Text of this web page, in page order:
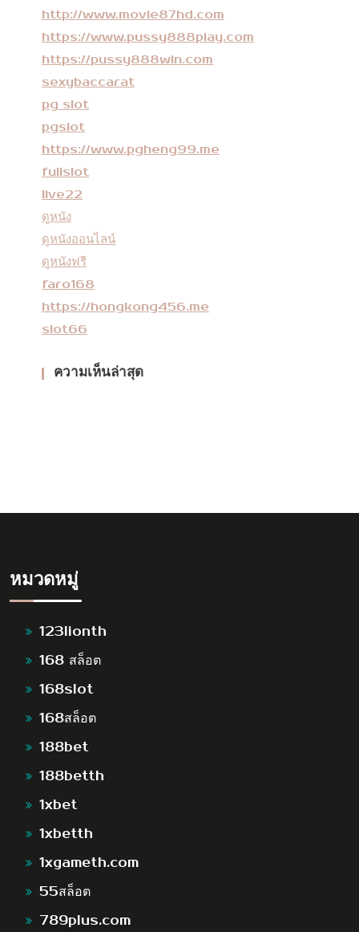
http://www.movie87hd.com
https://www.pussy888play.com
https://pussy888win.com
sexybaccarat
pg slot
pgslot
https://www.pgheng99.me
fullslot
live22
ดูหนัง
ดูหนังออนไลน์
ดูหนังฟรี
faro168
https://hongkong456.me
slot66
ความเห็นล่าสุด
หมวดหมู่
123lionth
168 สล็อต
168slot
168สล็อต
188bet
188betth
1xbet
1xbetth
1xgameth.com
55สล็อต
789plus.com